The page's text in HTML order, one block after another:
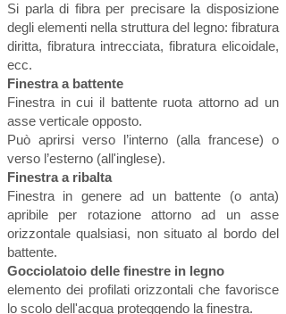
Si parla di fibra per precisare la disposizione
degli elementi nella struttura del legno: fibratura
diritta, fibratura intrecciata, fibratura elicoidale,
ecc.
Finestra a battente
Finestra in cui il battente ruota attorno ad un
asse verticale opposto.
Può aprirsi verso l’interno (alla francese) o
verso l’esterno (all'inglese).
Finestra a ribalta
Finestra in genere ad un battente (o anta)
apribile per rotazione attorno ad un asse
orizzontale qualsiasi, non situato al bordo del
battente.
Gocciolatoio delle finestre in legno
elemento dei profilati orizzontali che favorisce
lo scolo dell'acqua proteggendo la finestra.